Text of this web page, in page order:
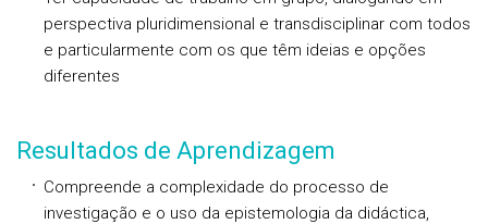
perspectiva pluridimensional e transdisciplinar com todos
e particularmente com os que têm ideias e opções
diferentes
Resultados de Aprendizagem
Compreende a complexidade do processo de
investigação e o uso da epistemologia da didáctica,